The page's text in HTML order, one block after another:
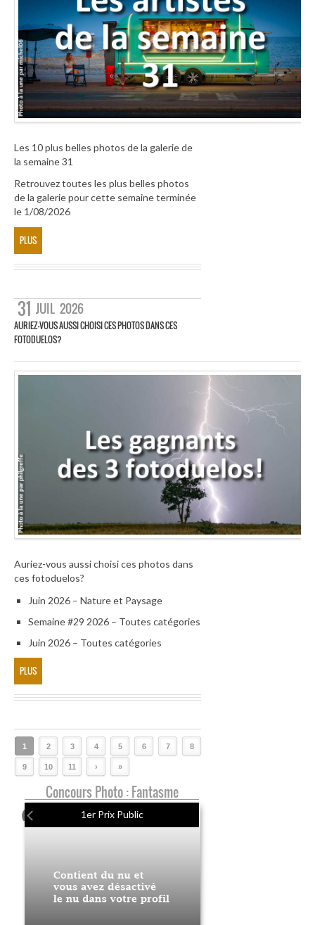
Les 10 plus belles photos de la galerie de
la semaine 31
Retrouvez toutes les plus belles photos
de la galerie pour cette semaine terminée
le 1/08/2026
PLUS
31 JUIL 2026
AURIEZ-VOUS AUSSI CHOISI CES PHOTOS DANS CES
FOTODUELOS?
Auriez-vous aussi choisi ces photos dans
ces fotoduelos?
Juin 2026 – Nature et Paysage
Semaine #29 2026 – Toutes catégories
Juin 2026 – Toutes catégories
PLUS
1 2 3 4 5 6 7 8
9 10 11 › »
Concours Photo : Fantasme
1er Prix Public